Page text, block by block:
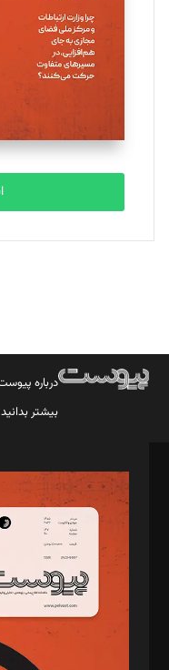
درباره
بیشتر بدانید
مدیر مسئول: محمدباقر
سردبیر: مهرک محمودی
دبیر تحریریه: میثم قاسمی
د‌بیر ناداستان: سمانه سمیع
د‌بیر خدمت و تجارت:
د‌بیر حقوق فناوری:
د‌بیر پیوست جهان: مینا پاکدل
د‌بیر تحریریه آنلاین: بابک